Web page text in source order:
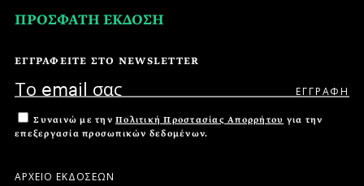
ΠΡΟΣΦΑΤΗ ΕΚΔΟΣΗ
ΕΓΓΡΑΦΕΙΤΕ ΣΤΟ NEWSLETTER
Συναινώ με την Πολιτική Προστασίας Απορρήτου για την
επεξεργασία προσωπικών δεδομένων.
ΑΡΧΕΙΟ ΕΚΔΟΣΕΩΝ